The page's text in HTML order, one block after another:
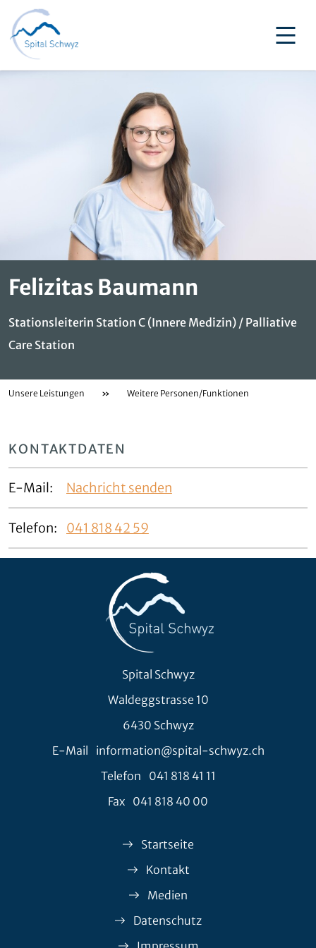
Felizitas Baumann
Stationsleiterin Station C (Innere Medizin) / Palliative
Care Station
Unsere Leistungen » Weitere Personen/Funktionen
KONTAKTDATEN
E-Mail: Nachricht senden
Telefon: 041 818 42 59
Spital Schwyz
Waldeggstrasse 10
6430 Schwyz
E-Mail
information@spital-schwyz.ch
Telefon
041 818 41 11
Fax 041 818 40 00
Startseite
Kontakt
Medien
Datenschutz